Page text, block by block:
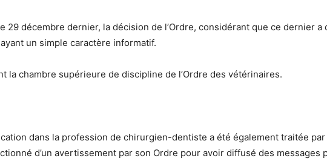
29 décembre dernier, la décision de l’Ordre, considérant que ce dernier
un simple caractère informatif.
la chambre supérieure de discipline de l’Ordre des vétérinaires.
dans la profession de chirurgien-dentiste a été également traitée par
d’un avertissement par son Ordre pour avoir diffusé des